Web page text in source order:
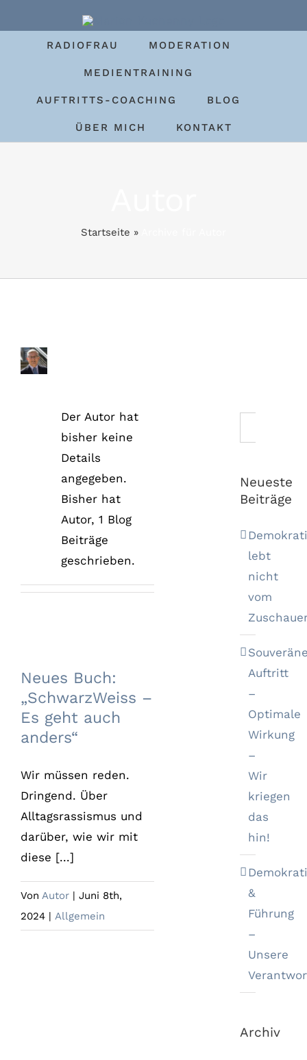
Inhalt
springenRADIOFRAU MODERATION
MEDIENTRAINING
AUFTRITTS-COACHING BLOG
ÜBER MICH KONTAKT
Startseite »
Der Autor hat
bisher keine
Details
angegeben.
Bisher hat
Autor, 1 Blog
Beiträge
geschrieben.
Es geht auch
anders“
Neues Buch:
„SchwarzWeiss –
Es geht auch
anders“
Wir müssen reden.
Dringend. Über
Alltagsrassismus und
darüber, wie wir mit
diese [...]
Von Autor | Juni 8th,
2024 | Allgemein
nach:
Neueste
Beiträge
lebt
nicht
vom
Auftritt
–
Optimale
Wirkung
–
Wir
kriegen
das
hin!
&
Führung
–
Unsere
Archiv